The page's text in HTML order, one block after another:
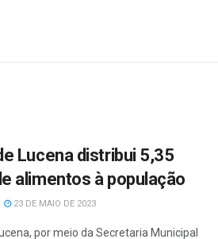
Lucena distribui 5,35
alimentos à população
23 DE MAIO DE 2023
por meio da Secretaria Municipal